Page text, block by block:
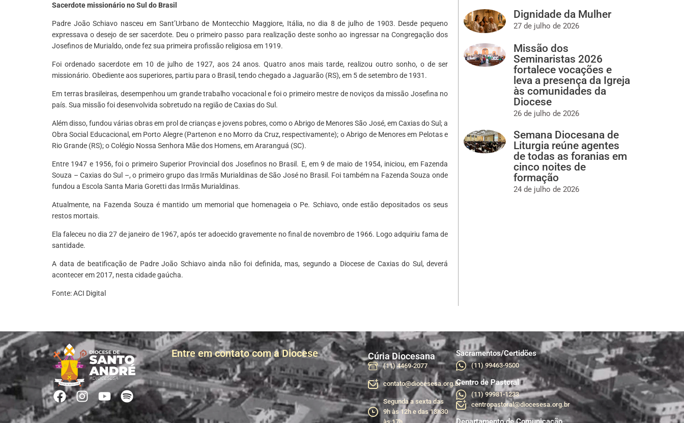
Sacerdote missionário no Sul do Brasil
Padre João Schiavo nasceu em Sant’Urbano de Montecchio Maggiore, Itália, no dia 8 de julho de 1903. Desde pequeno
expressava o desejo de ser sacerdote. Deu o primeiro passo para realização deste sonho ao ingressar na Congregação dos
Josefinos de Murialdo, onde fez sua primeira profissão religiosa em 1919.
Foi ordenado sacerdote em 10 de julho de 1927, aos 24 anos. Quatro anos mais tarde, realizou outro sonho, o de ser
missionário. Obediente aos superiores, partiu para o Brasil, tendo chegado a Jaguarão (RS), em 5 de setembro de 1931.
Em terras brasileiras, desempenhou um grande trabalho vocacional e foi o primeiro mestre de noviços da missão Josefina no
país. Sua missão foi desenvolvida sobretudo na região de Caxias do Sul.
Além disso, fundou várias obras em prol de crianças e jovens pobres, como o Abrigo de Menores São José, em Caxias do Sul; a
Obra Social Educacional, em Porto Alegre (Partenon e no Morro da Cruz, respectivamente); o Abrigo de Menores em Pelotas e
Rio Grande (RS); o Colégio Nossa Senhora Mãe dos Homens, em Araranguá (SC).
Entre 1947 e 1956, foi o primeiro Superior Provincial dos Josefinos no Brasil. E, em 9 de maio de 1954, iniciou, em Fazenda
Souza – Caxias do Sul –, o primeiro grupo das Irmãs Murialdinas de São José no Brasil. Foi também na Fazenda Souza onde
fundou a Escola Santa Maria Goretti das Irmãs Murialdinas.
Atualmente, na Fazenda Souza é mantido um memorial que homenageia o Pe. Schiavo, onde estão depositados os seus
restos mortais.
Ela faleceu no dia 27 de janeiro de 1967, após ter adoecido gravemente no final de novembro de 1966. Logo adquiriu fama de
santidade.
A data de beatificação de Padre João Schiavo ainda não foi definida, mas, segundo a Diocese de Caxias do Sul, deverá
acontecer em 2017, nesta cidade gaúcha.
Fonte: ACI Digital
Dignidade da Mulher
27 de julho de 2026
Missão dos
Seminaristas 2026
fortalece vocações e
leva a presença da Igreja
às comunidades da
Diocese
26 de julho de 2026
Semana Diocesana de
Liturgia reúne agentes
de todas as foranias em
cinco noites de
formação
24 de julho de 2026
Entre em contato com a Diocese Cúria Diocesana
(11) 4469-2077
contato@diocesesa.org.br
Segunda a sexta das
9h às 12h e das 13h30
Sacramentos/Certidões
(11) 99463-9500
Centro de Pastoral
(11) 99981-1233
centropastoral@diocesesa.org.br